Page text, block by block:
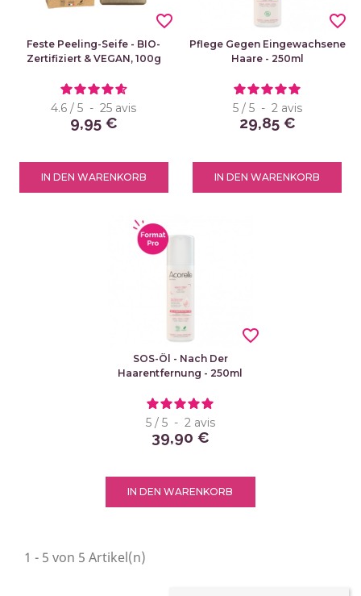
Feste Peeling-Seife - BIO-
Zertifiziert & VEGAN, 100g
4.6 / 5 - 25 avis
9,95 €
IN DEN WARENKORB
favorite_border
Pflege Gegen Eingewachsene
Haare - 250ml
5 / 5 - 2 avis
29,85 €
IN DEN WARENKORB
favorite_border
SOS-Öl - Nach Der
Haarentfernung - 250ml
5 / 5 - 2 avis
39,90 €
IN DEN WARENKORB
favorite_border
1 - 5 von 5 Artikel(n)